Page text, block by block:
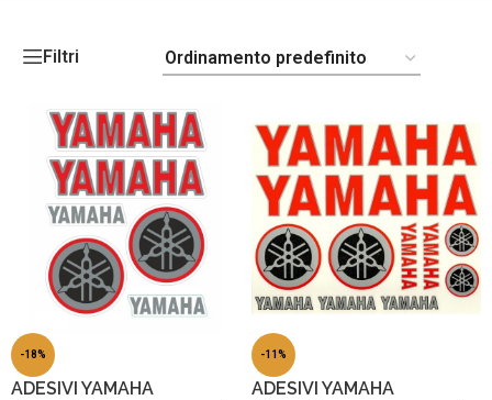
Filtri
-18%
ADESIVI YAMAHA
-11%
ADESIVI YAMAHA